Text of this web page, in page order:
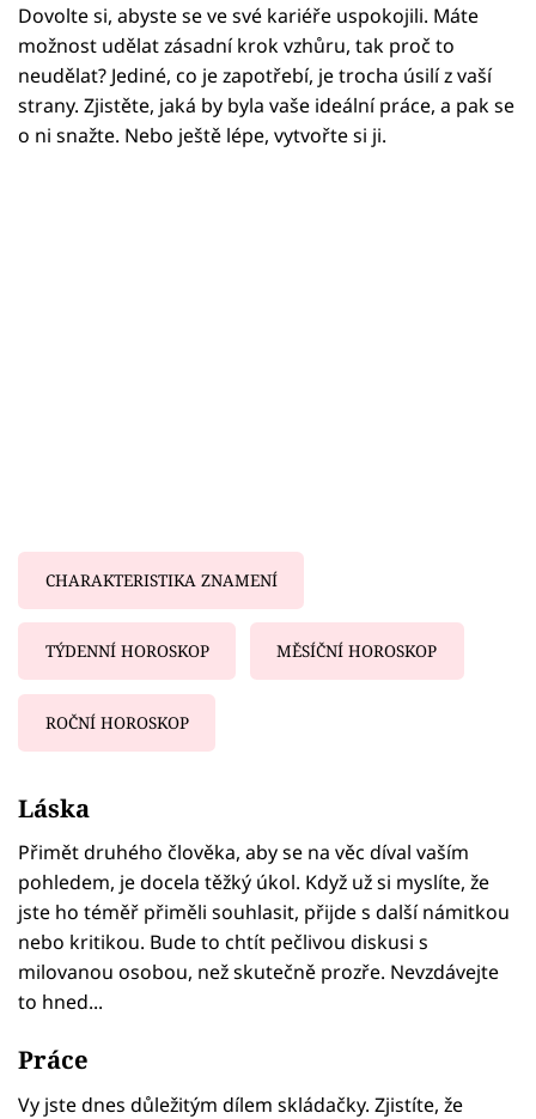
Filmový festival Karlovy Vary
Pořady
Dovolte si, abyste se ve své kariéře uspokojili. Máte
možnost udělat zásadní krok vzhůru, tak proč to
neudělat? Jediné, co je zapotřebí, je trocha úsilí z vaší
strany. Zjistěte, jaká by byla vaše ideální práce, a pak se
o ni snažte. Nebo ještě lépe, vytvořte si ji.
CHARAKTERISTIKA ZNAMENÍ
TÝDENNÍ HOROSKOP MĚSÍČNÍ HOROSKOP
ROČNÍ HOROSKOP
Láska
Přimět druhého člověka, aby se na věc díval vaším
pohledem, je docela těžký úkol. Když už si myslíte, že
jste ho téměř přiměli souhlasit, přijde s další námitkou
nebo kritikou. Bude to chtít pečlivou diskusi s
milovanou osobou, než skutečně prozře. Nevzdávejte
to hned...
Práce
Vy jste dnes důležitým dílem skládačky. Zjistíte, že